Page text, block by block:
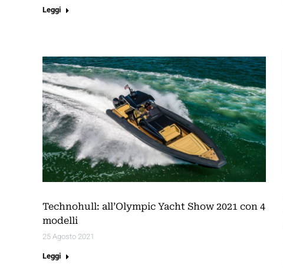
Leggi
Technohull: all’Olympic Yacht Show 2021 con 4
modelli
25 Agosto 2021
Leggi